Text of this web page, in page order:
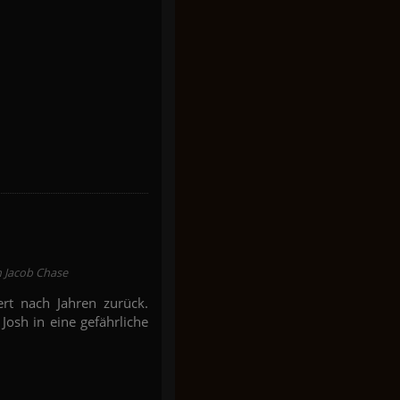
Chase
nach Jahren zurück.
in eine gefährliche